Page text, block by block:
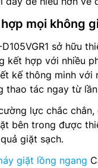
mọi không
sở hữu
kết hợp với nhiều
kế thông minh với
thao tác ngay từ
lực chắc
bên trong được
giặt sạch.
giặt lồng ngang